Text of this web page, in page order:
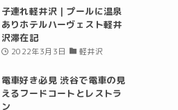
子連れ軽井沢｜プールに温泉
ありホテルハーヴェスト軽井
沢滞在記
2022年3月3日 軽井沢
電車好き必見 渋谷で電車の見
えるフードコートとレストラ
ン